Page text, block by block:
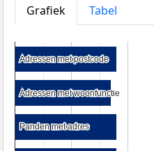
Grafiek
Tabel
Adressen met postcode
Adressen met postcode
Adressen met woonfunctie
Adressen met woonfunctie
Panden met adres
Panden met adres